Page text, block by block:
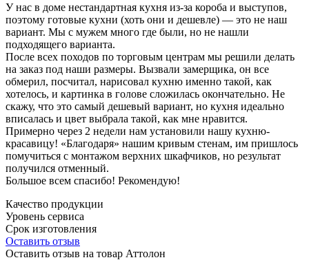
У нас в доме нестандартная кухня из-за короба и выступов,
поэтому готовые кухни (хоть они и дешевле) — это не наш
вариант. Мы с мужем много где были, но не нашли
подходящего варианта.
После всех походов по торговым центрам мы решили делать
на заказ под наши размеры. Вызвали замерщика, он все
обмерил, посчитал, нарисовал кухню именно такой, как
хотелось, и картинка в голове сложилась окончательно. Не
скажу, что это самый дешевый вариант, но кухня идеально
вписалась и цвет выбрала такой, как мне нравится.
Примерно через 2 недели нам установили нашу кухню-
красавицу! «Благодаря» нашим кривым стенам, им пришлось
помучиться с монтажом верхних шкафчиков, но результат
получился отменный.
Большое всем спасибо! Рекомендую!
Качество продукции
Уровень сервиса
Срок изготовления
Оставить отзыв
Оставить отзыв на товар Аттолон